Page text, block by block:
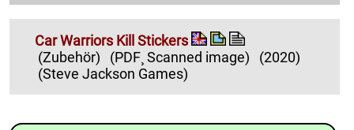
Car Warriors Kill Stickers
(Zubehör)
(PDF¸ Scanned image)
(2020)
(Steve Jackson Games)